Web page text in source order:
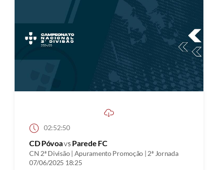
02:52:50
CD Póvoavs Parede FC
CN 2ª Divisão | Apuramento Promoção | 2ª Jornada
07/06/2025 18:25